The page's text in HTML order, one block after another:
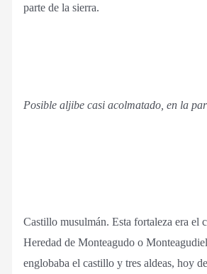
parte de la sierra.
Posible aljibe casi acolmatado, en la
Castillo musulmán. Esta fortaleza era el
Heredad de Monteagudo o
englobaba el castillo y tres aldeas, hoy